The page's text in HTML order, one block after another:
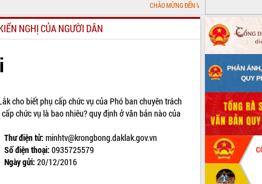
CHÀO MỪNG ĐẾN VỚI CỔNG THÔNG TIN ĐIỆN TỬ
NGHỊ CỦA NGƯỜI DÂN
cho biết phụ cấp chức vụ của Phó ban chuyên trách
chức vụ là bao nhiêu? quy định ở văn bản nào của
Thư điện tử:minhtv@krongbong.daklak.gov.vn
Số điện thoại:0935725579
Ngày gửi:20/12/2016